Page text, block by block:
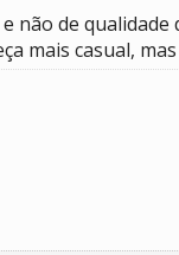
de
casual,